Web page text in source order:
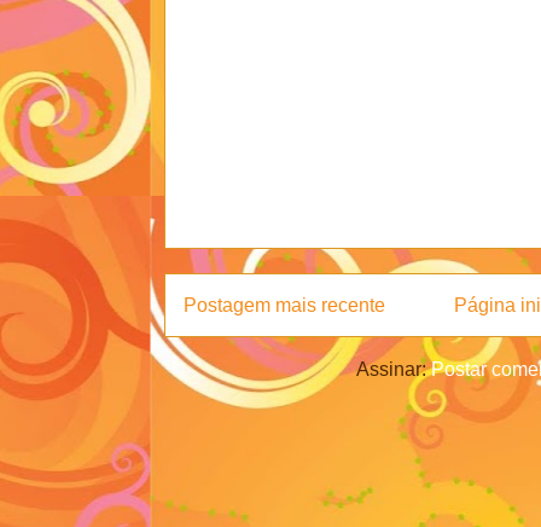
Postagem mais recente Página
Assinar:Postar